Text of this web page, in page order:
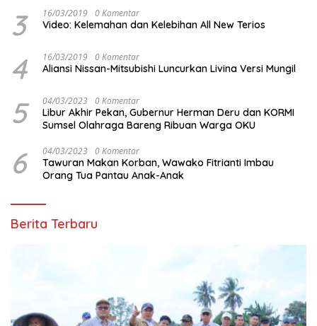
3 16/03/2019 0 Komentar
Video: Kelemahan dan Kelebihan All New Terios
4 16/03/2019 0 Komentar
Aliansi Nissan-Mitsubishi Luncurkan Livina Versi Mungil
5 04/03/2023 0 Komentar
Libur Akhir Pekan, Gubernur Herman Deru dan KORMI
Sumsel Olahraga Bareng Ribuan Warga OKU
6 04/03/2023 0 Komentar
Tawuran Makan Korban, Wawako Fitrianti Imbau
Orang Tua Pantau Anak-Anak
Berita Terbaru